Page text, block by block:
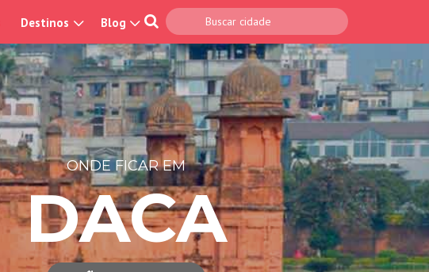
Destinos Blog
ONDE FICAR EM
DACA